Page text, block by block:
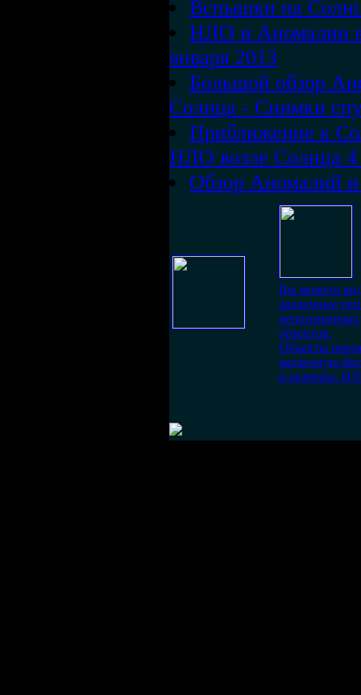
Вспышки на
НЛО и Аномалии
января 2013
Большой обзор
Солнца - Снимки
Приближение к
НЛО возле Солнца 4
Обзор Аномалий
Вы можете
различные
неопознанных
объектов.
Объекты
различную
и размеры.